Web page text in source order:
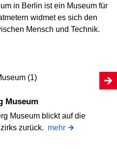
in Berlin ist ein Museum für
widmet es sich den
Mensch und Technik.
Museum
Museum blickt auf die
zurück. mehr